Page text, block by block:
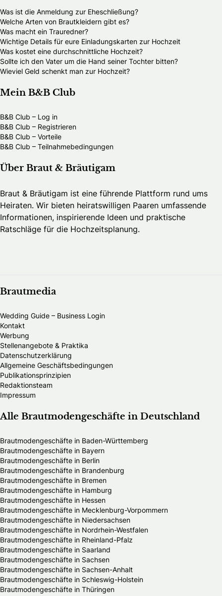
Was ist die Anmeldung zur Eheschließung?
Welche Arten von Brautkleidern gibt es?
Was macht ein Trauredner?
Wichtige Details für eure Einladungskarten zur Hochzeit
Was kostet eine durchschnittliche Hochzeit?
Sollte ich den Vater um die Hand seiner Tochter bitten?
Wieviel Geld schenkt man zur Hochzeit?
Mein B&B Club
B&B Club – Log in
B&B Club – Registrieren
B&B Club – Vorteile
B&B Club – Teilnahmebedingungen
Über Braut & Bräutigam
Braut & Bräutigam ist eine führende Plattform rund ums
Heiraten. Wir bieten heiratswilligen Paaren umfassende
Informationen, inspirierende Ideen und praktische
Ratschläge für die Hochzeitsplanung.
Brautmedia
Wedding Guide – Business Login
Kontakt
Werbung
Stellenangebote & Praktika
Datenschutzerklärung
Allgemeine Geschäftsbedingungen
Publikationsprinzipien
Redaktionsteam
Impressum
Alle Brautmodengeschäfte in Deutschland
Brautmodengeschäfte in Baden-Württemberg
Brautmodengeschäfte in Bayern
Brautmodengeschäfte in Berlin
Brautmodengeschäfte in Brandenburg
Brautmodengeschäfte in Bremen
Brautmodengeschäfte in Hamburg
Brautmodengeschäfte in Hessen
Brautmodengeschäfte in Mecklenburg-Vorpommern
Brautmodengeschäfte in Niedersachsen
Brautmodengeschäfte in Nordrhein-Westfalen
Brautmodengeschäfte in Rheinland-Pfalz
Brautmodengeschäfte in Saarland
Brautmodengeschäfte in Sachsen
Brautmodengeschäfte in Sachsen-Anhalt
Brautmodengeschäfte in Schleswig-Holstein
Brautmodengeschäfte in Thüringen